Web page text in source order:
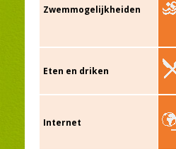
Zwemmogelijkheiden
Eten en driken
Internet